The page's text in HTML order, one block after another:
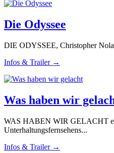
Die Odyssee
DIE ODYSSEE, Christopher
Infos & Trailer →
Was haben wir
WAS HABEN WIR GELACHT
Unterhaltungsfernsehens...
Infos & Trailer →